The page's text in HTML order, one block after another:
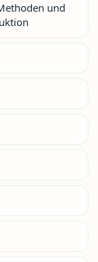
und